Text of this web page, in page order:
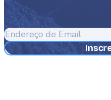
Endereço
de
Email